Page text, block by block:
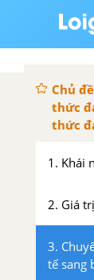
Ôn
CHƯƠNG
Chủ
thức
thức
1. Khái
2. Giá
3.
tế sang